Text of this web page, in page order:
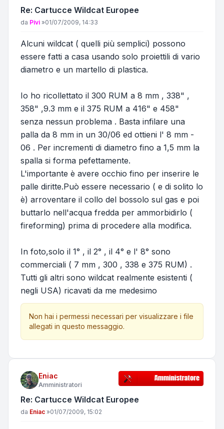
Re: Cartucce Wildcat Europee
Messaggio
da Pivi »01/07/2009, 14:33
Alcuni wildcat ( quelli più semplici) possono
essere fatti a casa usando solo proiettili di vario
diametro e un martello di plastica.
Io ho ricollettato il 300 RUM a 8 mm , 338" ,
358" ,9.3 mm e il 375 RUM a 416" e 458"
senza nessun problema . Basta infilare una
palla da 8 mm in un 30/06 ed ottieni l' 8 mm -
06 . Per incrementi di diametro fino a 1,5 mm la
spalla si forma pefettamente.
L'importante è avere occhio fino per inserire le
palle diritte.Può essere necessario ( e di solito lo
è) arroventare il collo del bossolo sul gas e poi
buttarlo nell'acqua fredda per ammorbidirlo (
fireforming) prima di procedere alla modifica.
In foto,solo il 1° , il 2° , il 4° e l' 8° sono
commerciali ( 7 mm , 300 , 338 e 375 RUM) .
Tutti gli altri sono wildcat realmente esistenti (
negli USA) ricavati da me medesimo
Non hai i permessi necessari per visualizzare i file
allegati in questo messaggio.
Eniac
Amministratori
Re: Cartucce Wildcat Europee
Messaggio
da Eniac »01/07/2009, 15:02